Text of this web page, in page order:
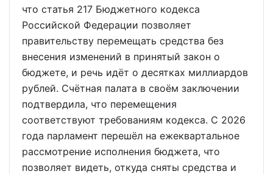
что статья 217 Бюджетного кодекса
Российской Федерации позволяет
правительству перемещать средства без
внесения изменений в принятый закон о
бюджете, и речь идёт о десятках миллиардов
рублей. Счётная палата в своём заключении
подтвердила, что перемещения
соответствуют требованиям кодекса. С 2026
года парламент перешёл на ежеквартальное
рассмотрение исполнения бюджета, что
позволяет видеть, откуда сняты средства и